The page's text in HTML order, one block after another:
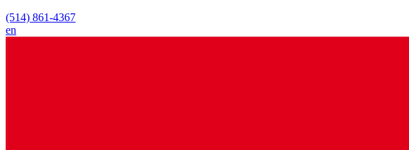
(514) 861-4367
en